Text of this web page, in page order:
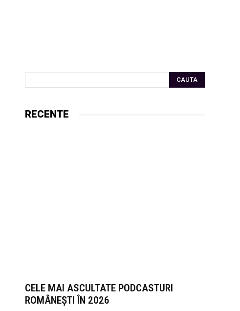
CAUTA
RECENTE
CELE MAI ASCULTATE PODCASTURI
ROMÂNEȘTI ÎN 2026